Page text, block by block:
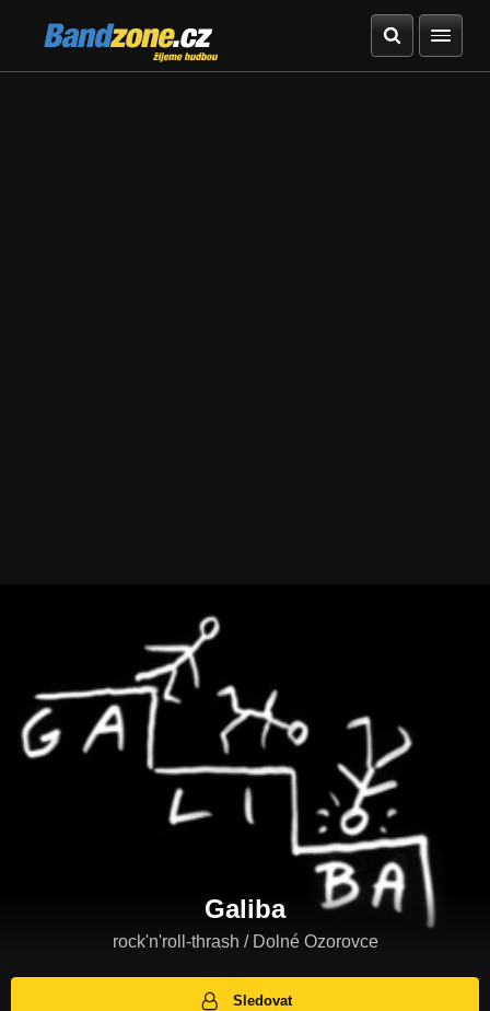
Bandzone.cz
žijeme hudbou
Galiba
rock'n'roll-thrash / Dolné Ozorovce
Sledovat